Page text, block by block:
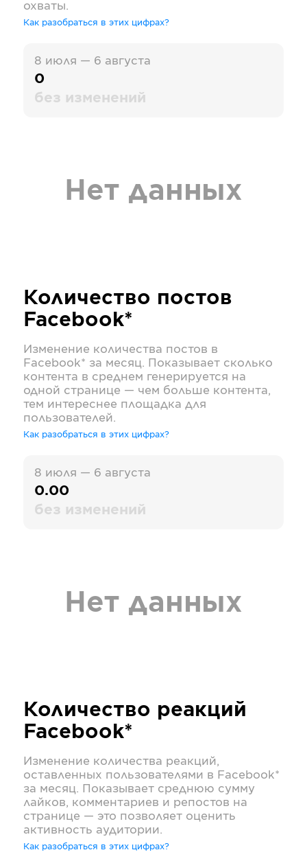
охваты.
Как разобраться в этих цифрах?
8 июля — 6 августа
0
без изменений
Нет данных
Количество постов
Facebook*
Изменение количества постов в
Facebook* за месяц. Показывает сколько
контента в среднем генерируется на
одной странице — чем больше контента,
тем интереснее площадка для
пользователей.
Как разобраться в этих цифрах?
8 июля — 6 августа
0.00
без изменений
Нет данных
Количество реакций
Facebook*
Изменение количества реакций,
оставленных пользователями в Facebook*
за месяц. Показывает среднюю сумму
лайков, комментариев и репостов на
странице — это позволяет оценить
активность аудитории.
Как разобраться в этих цифрах?